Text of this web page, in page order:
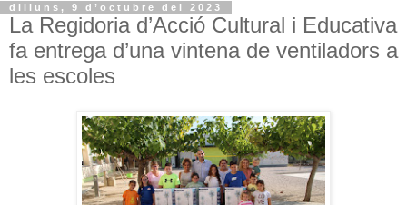
dilluns, 9 d’octubre del 2023
La Regidoria d’Acció Cultural i Educativa
fa entrega d’una vintena de ventiladors a
les escoles